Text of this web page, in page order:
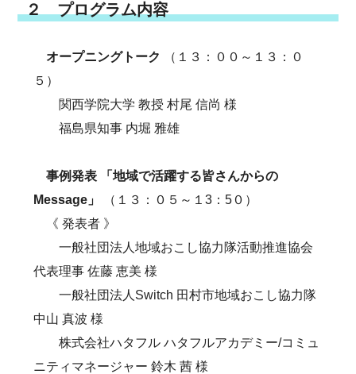
２ プログラム内容
オープニングトーク
（１３：００～１３：０
５）
関西学院大学 教授 村尾 信尚 様
​ 福島県知事 内堀 雅雄
事例発表 「地域で活躍する皆さんからの
Message」
（１３：０５～１3：5０）
《 発表者 》
一般社団法人地域おこし協力隊活動推進協会
代表理事 佐藤 恵美 様
一般社団法人Switch 田村市地域おこし協力隊
中山 真波 様
株式会社ハタフル ハタフルアカデミー/コミュ
ニティマネージャー 鈴木 茜 様